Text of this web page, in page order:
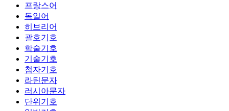
프랑스어
독일어
히브리어
괄호기호
학술기호
기술기호
첨자기호
라틴문자
러시아문자
단위기호